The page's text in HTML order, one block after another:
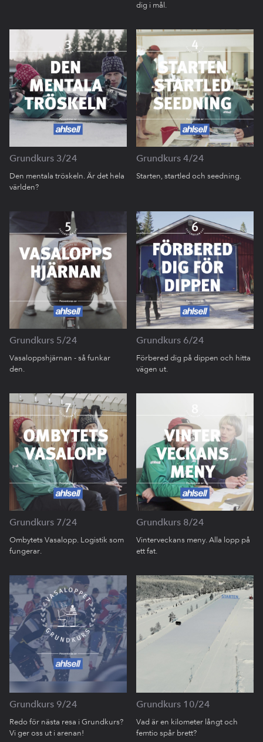
dig i mål.
Grundkurs 3/24
Den mentala tröskeln. Är det hela
världen?
Grundkurs 4/24
Starten, startled och seedning.
Grundkurs 5/24
Vasaloppshjärnan - så funkar
den.
Grundkurs 6/24
Förbered dig på dippen och hitta
vägen ut.
Grundkurs 7/24
Ombytets Vasalopp. Logistik som
fungerar.
Grundkurs 8/24
Vinterveckans meny. Alla lopp på
ett fat.
Grundkurs 9/24
Redo för nästa resa i Grundkurs?
Vi ger oss ut i arenan!
Grundkurs 10/24
Vad är en kilometer långt och
femtio spår brett?